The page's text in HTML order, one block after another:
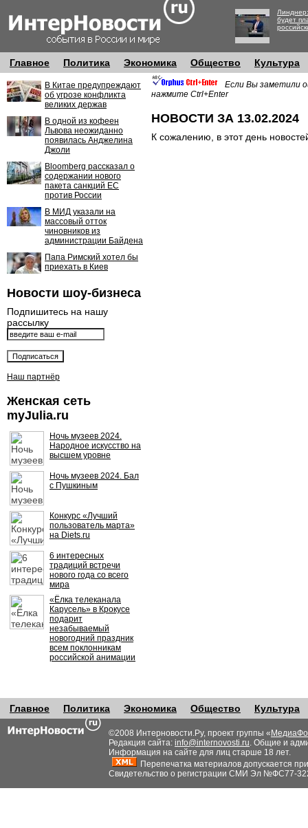
будет
Главное Политика Экономика Общество Культура
В Китае предупреждают
об угрозе конфликта
великих держав
В одной из кофеен
Львова неожиданно
появилась Анджелина
Джоли
Bloomberg рассказал о
содержании нового
пакета санкций ЕС
против России
В МИД указали на
массовый отток
чиновников из
администрации Байдена
Папа Римский хотел бы
приехать в Киев
Новости шоу-бизнеса
Подпишитесь на нашу
рассылку
Наш партнёр
Женская сеть
myJulia.ru
Ночь музеев 2024.
Народное искусство на
высшем уровне
Ночь музеев 2024. Бал
с Пушкиным
Конкурс «Лучший
пользователь марта»
на Diets.ru
6 интересных
традиций встречи
нового года со всего
мира
«Ёлка телеканала
Карусель» в Крокусе
подарит
незабываемый
новогодний праздник
всем поклонникам
российской анимации
Если Вы заметили
нажмите Ctrl+Enter
НОВОСТИ ЗА 13.02.2024
К сожалению, в этот день
Главное Политика Экономика Общество Культура
©2008 Интерновости.Ру, проект группы «
Редакция сайта: info@internovosti.ru. Общие и
Информация на сайте для лиц старше 18 лет.
Перепечатка материалов допускается
Свидетельство о регистрации СМИ Эл №ФС77-